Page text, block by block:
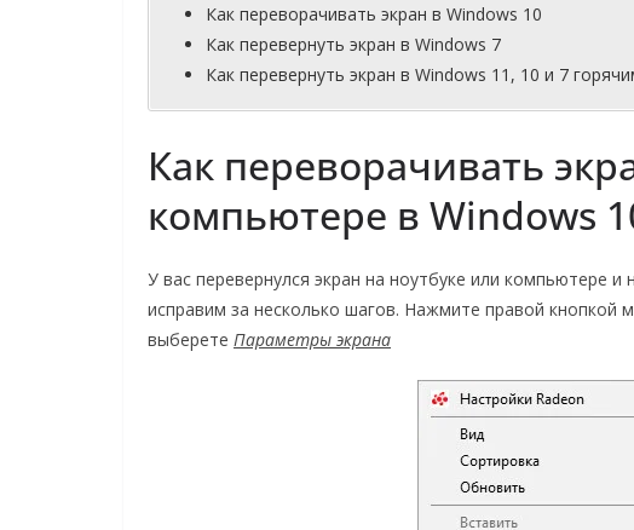
Как переворачивать экран в Windows 10
Как перевернуть экран в Windows 7
Как перевернуть экран в Windows 11, 10 и 7
Как переворачивать
компьютере в Windows
У вас перевернулся экран на ноутбуке или компьютере и
исправим за несколько шагов. Нажмите правой кнопкой
выберете Параметры экрана